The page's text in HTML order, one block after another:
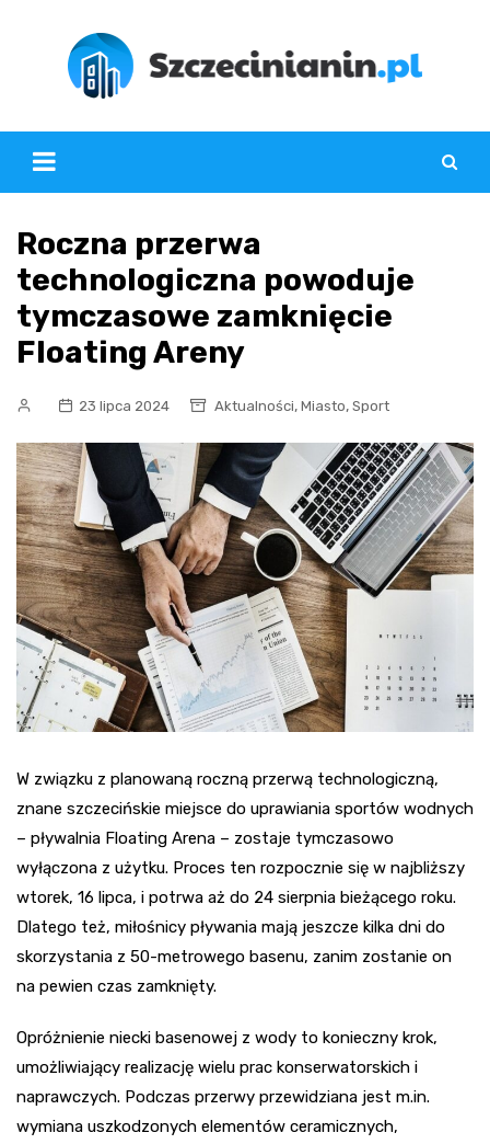
Roczna przerwa
technologiczna powoduje
tymczasowe zamknięcie
Floating Areny
23 lipca 2024 Aktualności, Miasto, Sport
W związku z planowaną roczną przerwą technologiczną,
znane szczecińskie miejsce do uprawiania sportów wodnych
– pływalnia Floating Arena – zostaje tymczasowo
wyłączona z użytku. Proces ten rozpocznie się w najbliższy
wtorek, 16 lipca, i potrwa aż do 24 sierpnia bieżącego roku.
Dlatego też, miłośnicy pływania mają jeszcze kilka dni do
skorzystania z 50-metrowego basenu, zanim zostanie on
na pewien czas zamknięty.
Opróżnienie niecki basenowej z wody to konieczny krok,
umożliwiający realizację wielu prac konserwatorskich i
naprawczych. Podczas przerwy przewidziana jest m.in.
wymiana uszkodzonych elementów ceramicznych,